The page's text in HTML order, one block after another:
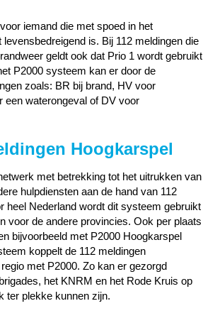
iemand die met spoed in het
is. Bij 112 meldingen die
geldt ook dat Prio 1 wordt gebruikt
P2000 systeem kan er door de
zoals: BR bij brand, HV voor
een waterongeval of DV voor
Hoogkarspel
met betrekking tot het uitrukken van
hulpdiensten aan de hand van 112
heel Nederland wordt dit systeem gebruikt
voor de andere provincies. Ook per plaats
bijvoorbeeld met P2000 Hoogkarspel
koppelt de 112 meldingen
met P2000. Zo kan er gezorgd
het KNRM en het Rode Kruis op
ter plekke kunnen zijn.